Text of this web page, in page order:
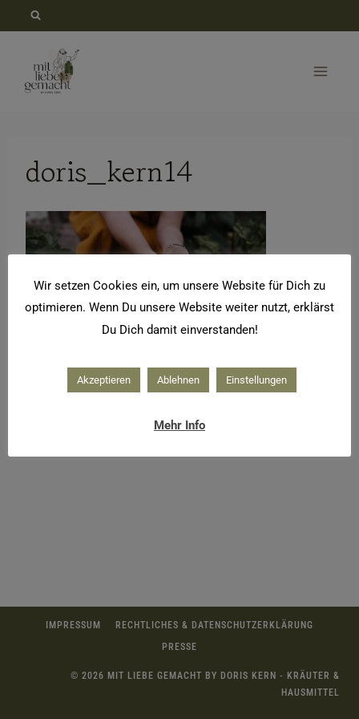
springen
doris_kern14
IMPRESSUM
RECHTLICHES & DATENSCHUTZERKLÄRUNG
PRESSE
© 2026 MIT LIEBE GEMACHT BY DORIS KERN - KRÄUTER &
HAUSMITTEL
Wir setzen Cookies ein, um unsere Website für Dich zu
optimieren. Wenn Du unsere Website weiter nutzt, erklärst
Du Dich damit einverstanden!
Akzeptieren Ablehnen Einstellungen
Mehr Info